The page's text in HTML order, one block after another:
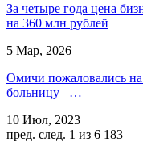
За четыре года цена
на 360 млн рублей
5 Мар, 2026
Омичи пожаловались
больницу …
10 Июл, 2023
пред. след. 1 из 6 183